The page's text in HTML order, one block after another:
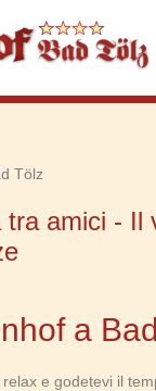
tra amici - Il
a
relax e godetevi il